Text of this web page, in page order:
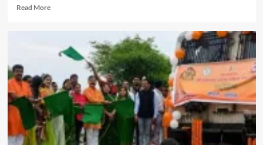
Read MoreRead
एकजुटता
सामाजिक
विकास
की
बड़ी
शक्ति